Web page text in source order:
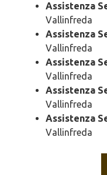
Assistenza
Vallinfreda
Assistenza
Vallinfreda
Assistenza
Vallinfreda
Assistenza
Vallinfreda
Assistenza
Vallinfreda